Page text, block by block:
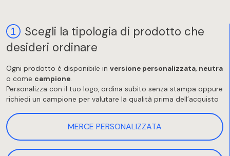
Scegli la tipologia di prodotto che
desideri ordinare
Ogni prodotto è disponibile in versione personalizzata, neutra
o come campione.
Personalizza con il tuo logo, ordina subito senza stampa oppure
richiedi un campione per valutare la qualità prima dell’acquisto
MERCE PERSONALIZZATA